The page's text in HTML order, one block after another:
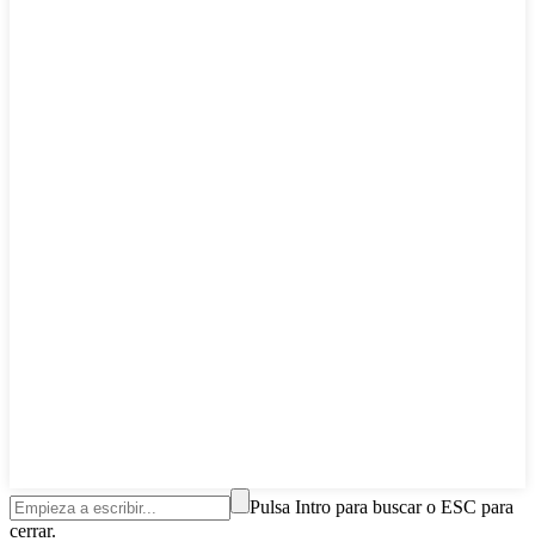
Pulsa Intro para buscar o ESC para
cerrar.